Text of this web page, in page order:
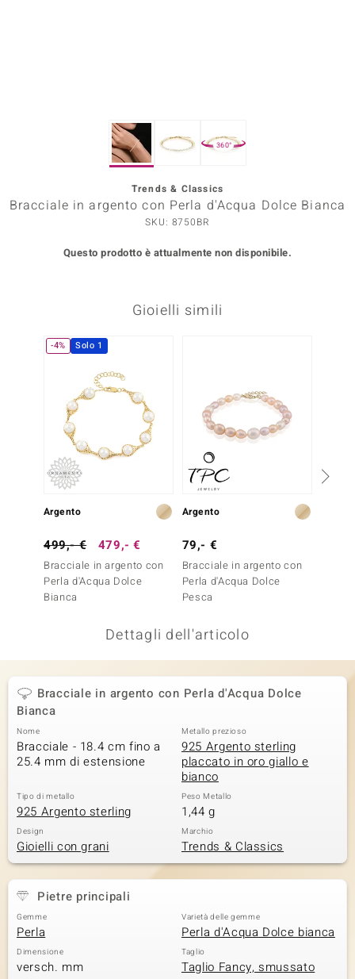
Collection
by de Melo
Classics
360°
Trends & Classics
Bracciale in argento con Perla d'Acqua Dolce Bianca
SKU: 8750BR
Questo prodotto è attualmente non disponibile.
Gioielli simili
-4% Solo 1
Argento
499,- € 479,- €
Bracciale in argento con
Perla d'Acqua Dolce
Bianca
Argento
79,- €
Bracciale in argento con
Perla d'Acqua Dolce
Pesca
Dettagli dell'articolo
Bracciale in argento con Perla d'Acqua Dolce
Bianca
Nome
Bracciale - 18.4 cm fino a
25.4 mm di estensione
Metallo prezioso
925 Argento sterling
placcato in oro giallo e
bianco
Tipo di metallo
925 Argento sterling
Peso Metallo
1,44 g
Design
Gioielli con grani
Marchio
Trends & Classics
Pietre principali
Gemme
Perla
Varietà delle gemme
Perla d'Acqua Dolce bianca
Dimensione
versch. mm
Taglio
Taglio Fancy, smussato